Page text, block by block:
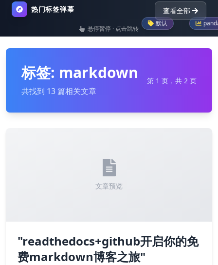
热门标签弹幕 查看全部
pandas
nginx dictionary python-programming
悬停暂停 · 点击跳转
标签: markdown
共找到 13 篇相关文章
第 1 页，共 2 页
文章预览
"readthedocs+github开启你的免
费markdown博客之旅"